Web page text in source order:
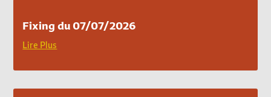
Fixing du 07/07/2026
Lire Plus